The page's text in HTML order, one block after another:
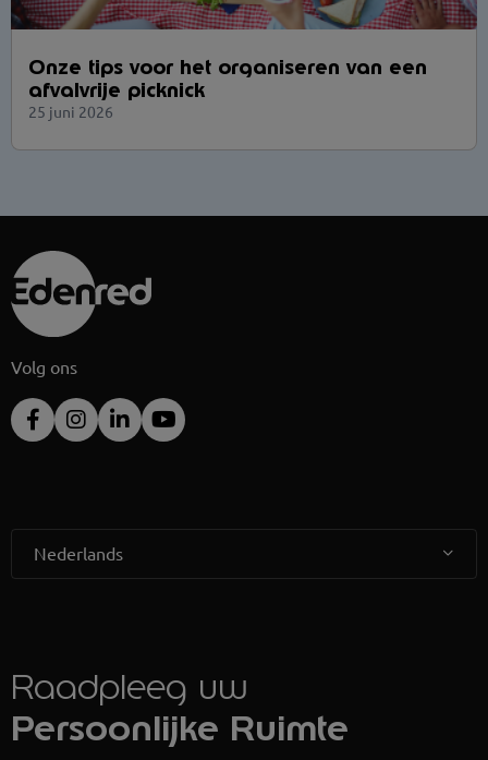
Onze tips voor het organiseren van een
afvalvrije picknick
25 juni 2026
Volg ons
Nederlands
Raadpleeg uw
Persoonlijke Ruimte